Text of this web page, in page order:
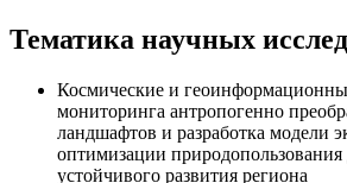
Тематика научных
Космические и
мониторинга антропогенно
ландшафтов и разработка модели
оптимизации природопользования
устойчивого развития региона